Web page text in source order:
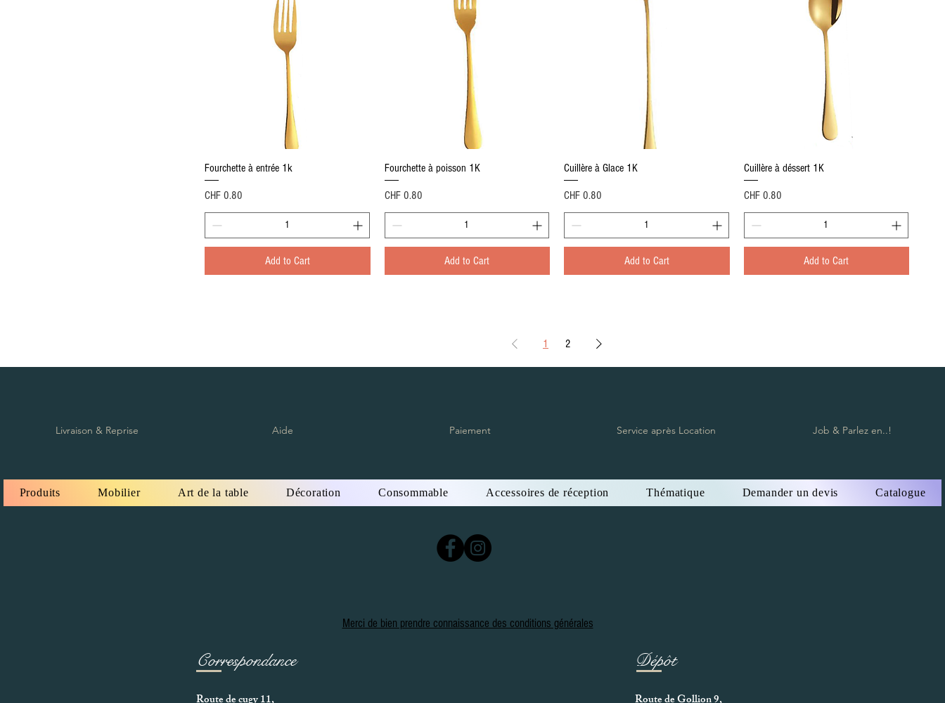
Quick View
Fourchette à entrée 1k
Price
CHF 0.80
Add to Cart
Quick View
Fourchette à poisson 1K
Price
CHF 0.80
Add to Cart
Quick View
Cuillère à Glace 1K
Price
CHF 0.80
Add to Cart
Quick View
Cuillère à déssert 1K
Price
CHF 0.80
Add to Cart
1 2
Produits Mobilier Art de la table Décoration Consommable Accessoires de réception Thématique Demander un devis Catalogue
Merci de bien prendre connaissance des conditions générales
Correspondance Dépôt
Livraison & Reprise Aide Paiement Service après Location Job & Parlez en..!